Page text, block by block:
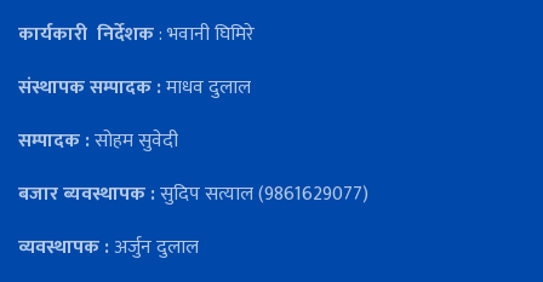
कार्यकारी निर्देशक: भवानी घिमिरे
संस्थापक सम्पादक :माधव दुलाल
सम्पादक :सोहम सुवेदी
बजार ब्यवस्थापक :सुदिप सत्याल (9861629077)
व्यवस्थापक :अर्जुन दुलाल